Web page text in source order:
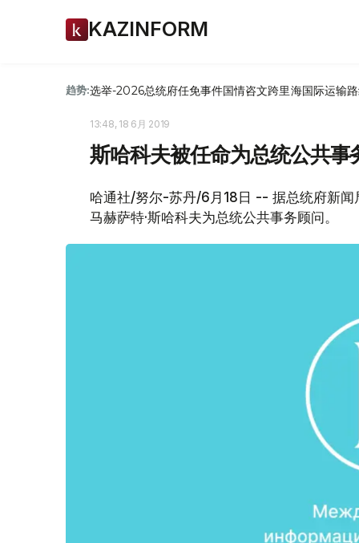
KAZINFORM
趋势:选举-2026总统府任免事件国情咨文跨里海国际运输
13:48, 18 6月 2019
斯哈科夫被任命为总统公共事
哈通社/努尔-苏丹/6月18日 -- 据总统府新闻
马赫萨特·斯哈科夫为总统公共事务顾问。